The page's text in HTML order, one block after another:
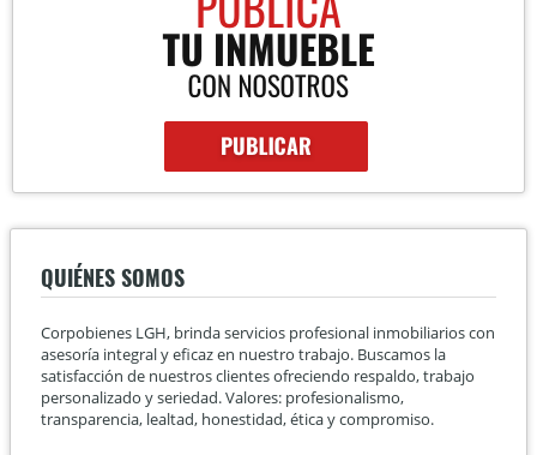
QUIÉNES SOMOS
Corpobienes LGH, brinda servicios profesional inmobiliarios con
asesoría integral y eficaz en nuestro trabajo. Buscamos la
satisfacción de nuestros clientes ofreciendo respaldo, trabajo
personalizado y seriedad. Valores: profesionalismo,
transparencia, lealtad, honestidad, ética y compromiso.